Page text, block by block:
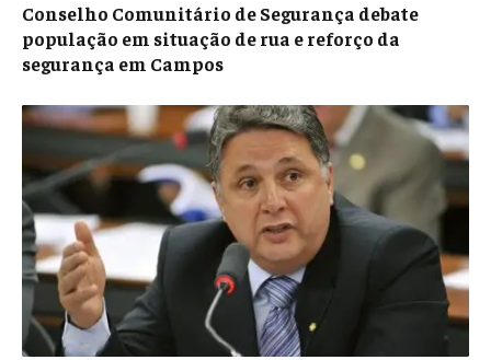
Conselho Comunitário de Segurança debate
população em situação de rua e reforço da
segurança em Campos